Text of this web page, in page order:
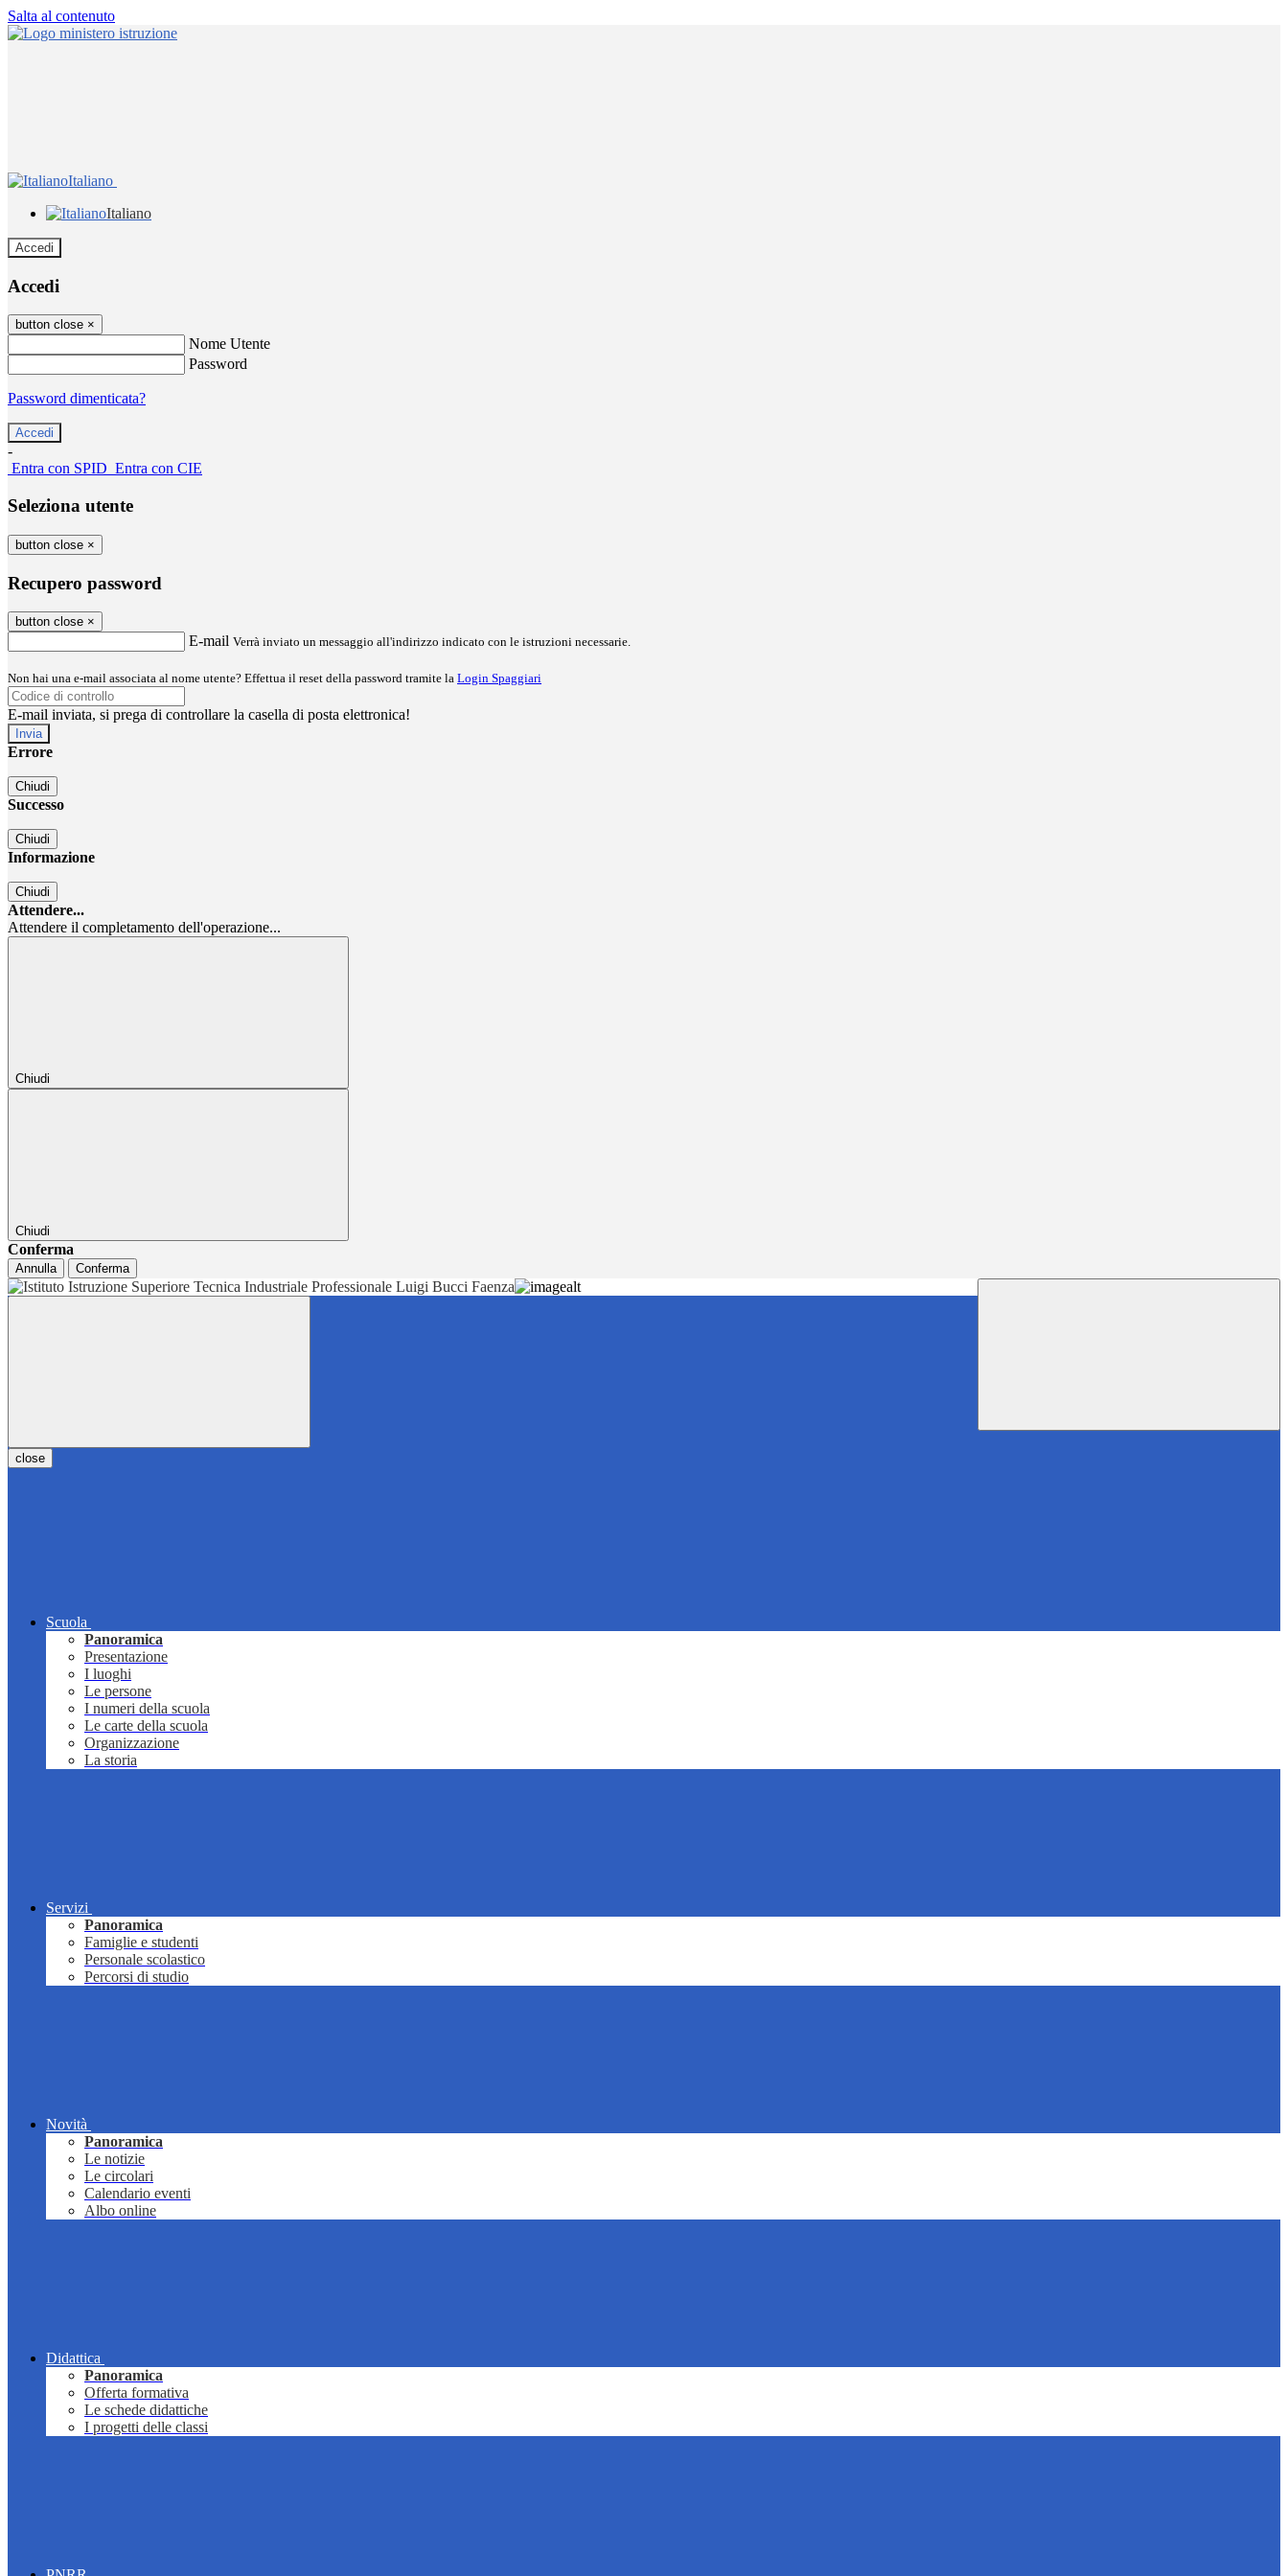
Salta al contenuto
Italiano
Italiano
Accedi
Accedi
button close ×
Nome Utente
Password
Password dimenticata?
-
Entra con SPID Entra con CIE
Seleziona utente
button close ×
Recupero password
button close ×
E-mail Verrà inviato un messaggio all'indirizzo indicato con le istruzioni necessarie.
Non hai una e-mail associata al nome utente? Effettua il reset della password tramite la Login Spaggiari
E-mail inviata, si prega di controllare la casella di posta elettronica!
Errore
Chiudi
Successo
Chiudi
Informazione
Chiudi
Attendere...
Attendere il completamento dell'operazione...
Chiudi
Chiudi
Conferma
Annulla Conferma
close
Scuola
Panoramica
Presentazione
I luoghi
Le persone
I numeri della scuola
Le carte della scuola
Organizzazione
La storia
Servizi
Panoramica
Famiglie e studenti
Personale scolastico
Percorsi di studio
Novità
Panoramica
Le notizie
Le circolari
Calendario eventi
Albo online
Didattica
Panoramica
Offerta formativa
Le schede didattiche
I progetti delle classi